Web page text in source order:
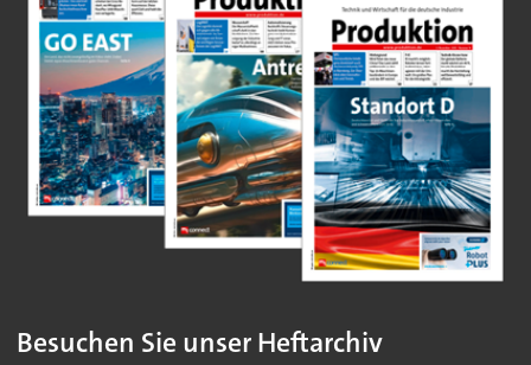
Besuchen Sie unser Heftarchiv